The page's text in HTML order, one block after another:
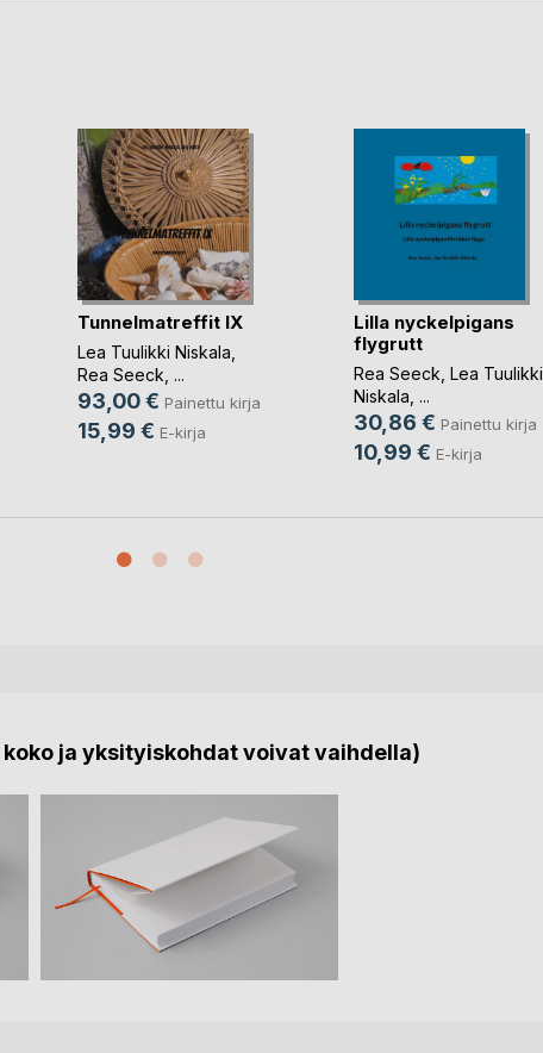
Tunnelmatreffit IX
Lea Tuulikki Niskala
Rea Seeck , ...
93,00 € Painettu kirja
15,99 € E-kirja
Lilla nyckelpigans
flygrutt
Rea Seeck Lea Tuulikki
Niskala , ...
30,86 € Painettu kirja
10,99 € E-kirja
ja yksityiskohdat voivat vaihdella)